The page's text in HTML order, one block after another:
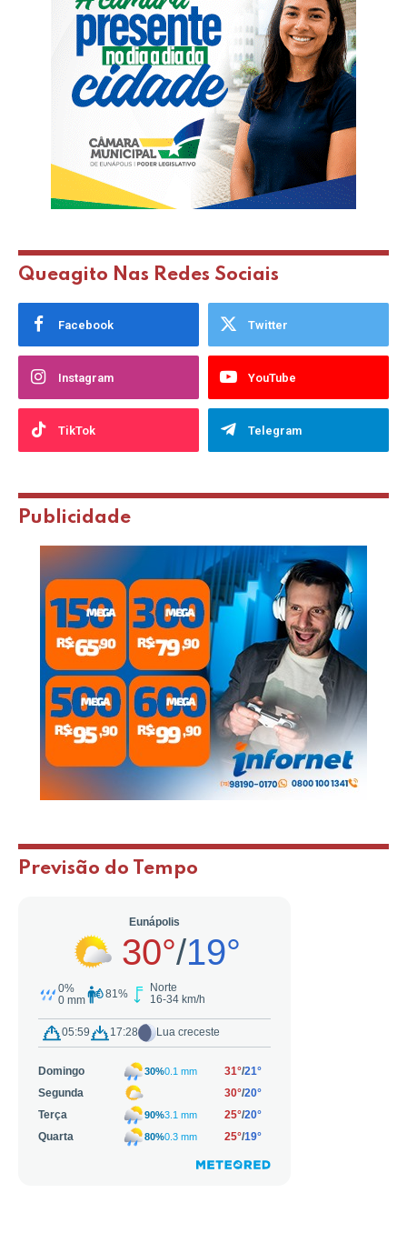
Queagito Nas Redes Sociais
Facebook Twitter
Instagram YouTube
TikTok Telegram
Publicidade
Previsão do Tempo